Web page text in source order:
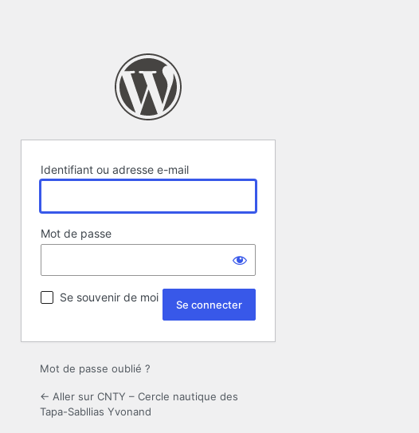
Identifiant ou adresse e-mail
Mot de passe
Se souvenir de moi
Mot de passe oublié ?
← Aller sur CNTY – Cercle nautique des
Tapa-Sabllias Yvonand